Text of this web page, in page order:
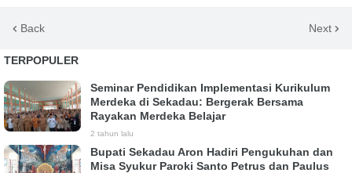
Back Next
TERPOPULER
Seminar Pendidikan Implementasi Kurikulum
Merdeka di Sekadau: Bergerak Bersama
Rayakan Merdeka Belajar
2 tahun lalu
Bupati Sekadau Aron Hadiri Pengukuhan dan
Misa Syukur Paroki Santo Petrus dan Paulus